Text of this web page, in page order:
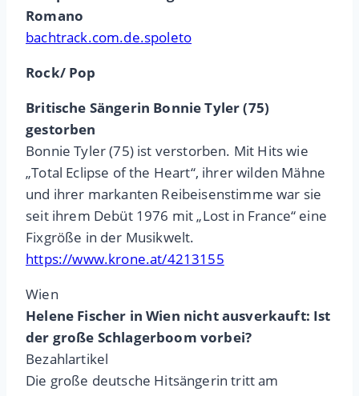
Romano
bachtrack.com.de.spoleto
Rock/ Pop
Britische Sängerin Bonnie Tyler (75)
gestorben
Bonnie Tyler (75) ist verstorben. Mit Hits wie
„Total Eclipse of the Heart“, ihrer wilden Mähne
und ihrer markanten Reibeisenstimme war sie
seit ihrem Debüt 1976 mit „Lost in France“ eine
Fixgröße in der Musikwelt.
https://www.krone.at/4213155
Wien
Helene Fischer in Wien nicht ausverkauft: Ist
der große Schlagerboom vorbei?
Bezahlartikel
Die große deutsche Hitsängerin tritt am